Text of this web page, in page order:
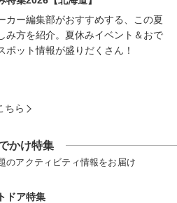
カー編集部がおすすめする、この夏
み方を紹介。夏休みイベント＆おで
ポット情報が盛りだくさん！
ちら
かけ特集
のアクティビティ情報をお届け
ドア特集